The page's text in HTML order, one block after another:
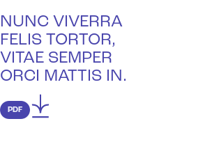
NUNC VIVERRA
FELIS TORTOR,
VITAE SEMPER
ORCI MATTIS IN.
PDF